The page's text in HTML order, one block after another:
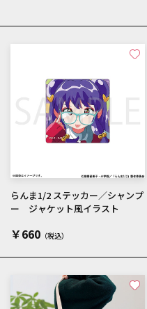
らんま1/2 ステッカー／シャンプ
ー ジャケット風イラスト
￥660